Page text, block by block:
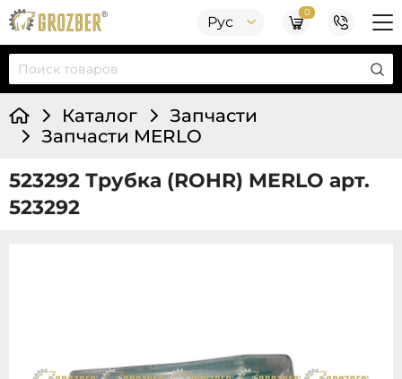
Рус
0
Каталог
Запчасти
Запчасти MERLO
523292 Трубка (ROHR) MERLO арт.
523292